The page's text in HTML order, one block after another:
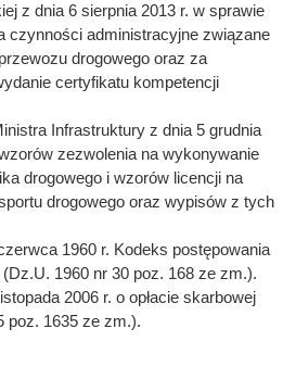
z dnia 6 sierpnia 2013 r. w sprawie
czynności administracyjne związane
drogowego oraz za
certyfikatu kompetencji
Infrastruktury z dnia 5 grudnia
zezwolenia na wykonywanie
drogowego i wzorów licencji na
drogowego oraz wypisów z tych
1960 r. Kodeks postępowania
1960 nr 30 poz. 168 ze zm.).
2006 r. o opłacie skarbowej
poz. 1635 ze zm.).